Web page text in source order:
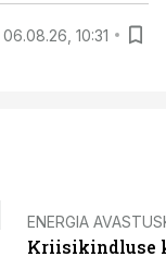
06.08.26, 10:31
ENERGIA
Kriisikindluse